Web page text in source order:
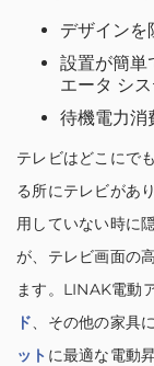
デザインを
設置が簡単
エータ シ
待機電力消
テレビはどこにで
る所にテレビがあ
用していない時に
が、テレビ画面の
ます。LINAK電動
ド、その他の家具
ット に最適な電動